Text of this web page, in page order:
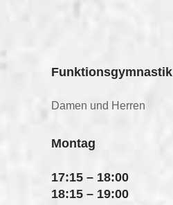
Funktionsgymnastik
Damen und Herren
Montag
17:15 – 18:00
18:15 – 19:00